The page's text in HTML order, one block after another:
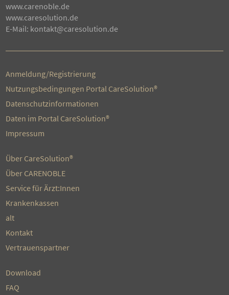
www.carenoble.de
www.caresolution.de
E-Mail: kontakt@caresolution.de
Anmeldung/Registrierung
Nutzungsbedingungen Portal CareSolution®
Datenschutzinformationen
Daten im Portal CareSolution®
Impressum
Über CareSolution®
Über CARENOBLE
Service für Ärzt:Innen
Krankenkassen
alt
Kontakt
Vertrauenspartner
Download
FAQ